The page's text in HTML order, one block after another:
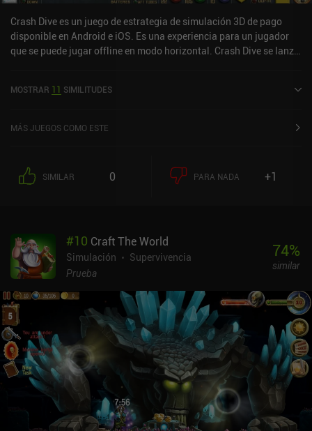
Crash Dive es un juego de estrategia de simulación 3D de pago
disponible en Android e iOS. Es una experiencia para un jugador
que se puede jugar offline en modo horizontal. Crash Dive se lanzó
MOSTRAR 11 SIMILITUDES
MÁS JUEGOS COMO ESTE
SIMILAR 0 PARA NADA +1
#10 Craft The World
Simulación
Supervivencia
Prueba
74%
similar